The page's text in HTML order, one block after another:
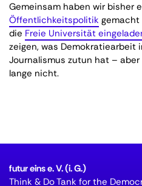
Gemeinsam haben wir bisher
Öffentlichkeitspolitik gemacht
die Freie Universität
zeigen, was Demokratiearbeit
Journalismus zutun hat –
lange nicht.
futur eins e. V. (i. G.)
Think & Do Tank for the